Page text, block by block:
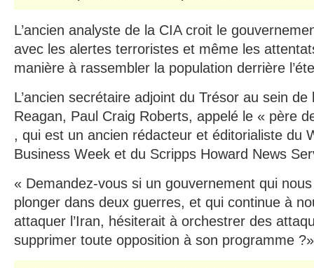
L’ancien analyste de la CIA croit le
avec les alertes terroristes et même les
manière à rassembler la population derrière
L’ancien secrétaire adjoint du Trésor au sein de
Reagan, Paul Craig Roberts, appelé le « père
, qui est un ancien rédacteur et éditorialiste du
Business Week et du Scripps Howard News
« Demandez-vous si un gouvernement qui
plonger dans deux guerres, et qui continue à
attaquer l’Iran, hésiterait à orchestrer des
supprimer toute opposition à son programme